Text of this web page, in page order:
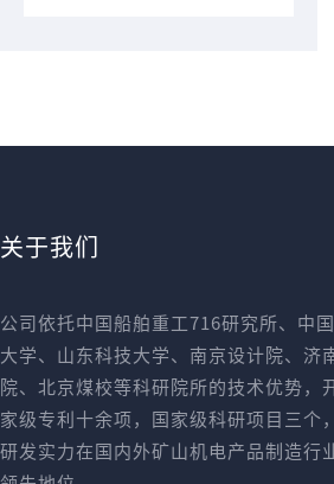
关于我们
公司依托中国船舶重工716研究所、中
大学、山东科技大学、南京设计院、济
院、北京煤校等科研院所的技术优势，
家级专利十余项，国家级科研项目三个
研发实力在国内外矿山机电产品制造行